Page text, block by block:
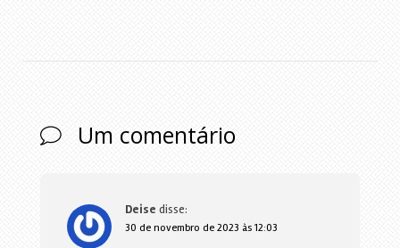
Um comentário
Deise disse:
30 de novembro de 2023 às 12:03